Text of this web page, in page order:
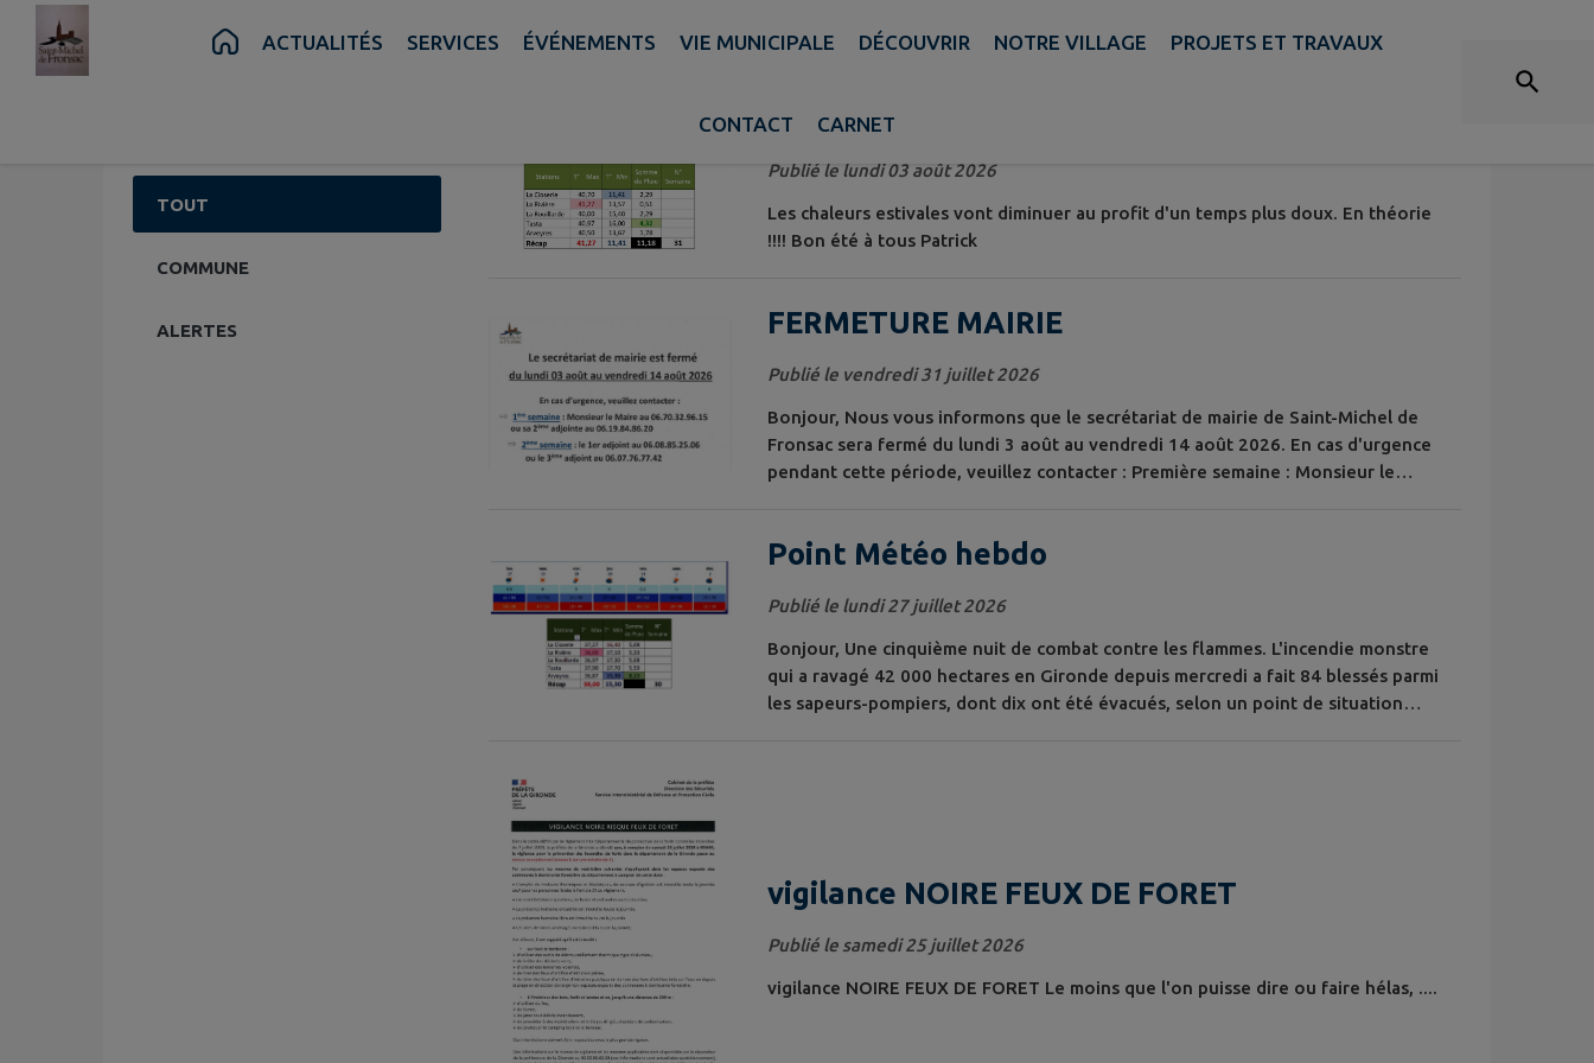
Contenu Recherche Pied de page
ACTUALITÉS SERVICES ÉVÉNEMENTS VIE MUNICIPALE DÉCOUVRIR NOTRE VILLAGE PROJETS ET TRAVAUX
CONTACT CARNET
ACTUALITÉS
TOUT
COMMUNE
ALERTES
Météo Hebdo
Publié le lundi 03 août 2026
Les chaleurs estivales vont diminuer au profit d'un temps plus doux. En théorie
!!!! Bon été à tous Patrick
FERMETURE MAIRIE
Publié le vendredi 31 juillet 2026
Bonjour, Nous vous informons que le secrétariat de mairie de Saint-Michel de
Fronsac sera fermé du lundi 3 août au vendredi 14 août 2026. En cas d'urgence
pendant cette période, veuillez contacter : Première semaine : Monsieur le
votre...
Point Météo hebdo
Publié le lundi 27 juillet 2026
Bonjour, Une cinquième nuit de combat contre les flammes. L'incendie monstre
qui a ravagé 42 000 hectares en Gironde depuis mercredi a fait 84 blessés parmi
les sapeurs-pompiers, dont dix ont été évacués, selon un point de situation
vigilance NOIRE FEUX DE FORET
Publié le samedi 25 juillet 2026
vigilance NOIRE FEUX DE FORET Le moins que l'on puisse dire ou faire hélas, ....